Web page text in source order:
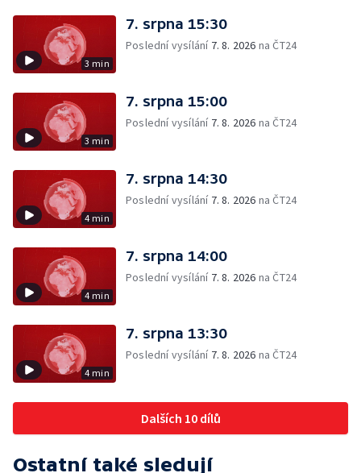
3 min
7. srpna 15:30
Poslední vysílání 7. 8. 2026 na ČT24
3 min
7. srpna 15:00
Poslední vysílání 7. 8. 2026 na ČT24
4 min
7. srpna 14:30
Poslední vysílání 7. 8. 2026 na ČT24
4 min
7. srpna 14:00
Poslední vysílání 7. 8. 2026 na ČT24
4 min
7. srpna 13:30
Poslední vysílání 7. 8. 2026 na ČT24
Dalších 10 dílů
Ostatní také sledují